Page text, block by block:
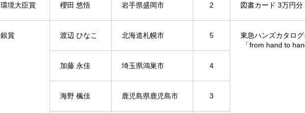
環境大臣賞 櫻田 悠悟 岩手県盛岡市 2 図書カード 3万円分
銀賞 渡辺 ひなこ 北海道札幌市 5
東急ハンズカタログ
「from hand to
加藤 永佳 埼玉県鴻巣市 4
海野 楓佳 鹿児島県鹿児島市 3